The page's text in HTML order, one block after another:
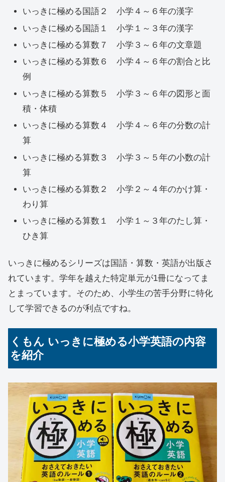
いっきに極める国語２ 小学４～６年の漢字
いっきに極める国語１ 小学１～３年の漢字
いっきに極める算数７ 小学３～６年の文章題
いっきに極める算数６ 小学４～６年の割合と比
例
いっきに極める算数５ 小学３～６年の図形と面
積・体積
いっきに極める算数４ 小学４～６年の分数の計
算
いっきに極める算数３ 小学３～５年の小数の計
算
いっきに極める算数２ 小学２～４年のかけ算・
わり算
いっきに極める算数１ 小学１～３年のたし算・
ひき算
いっきに極めるシリーズは国語・算数・英語が出版さ
れています。学年を越えた特定単元が1冊になってま
とまっています。そのため、小学生の苦手分野に特化
して学習できるのが利点ですね。
くもん いっきに極める小学英語の内容
を紹介